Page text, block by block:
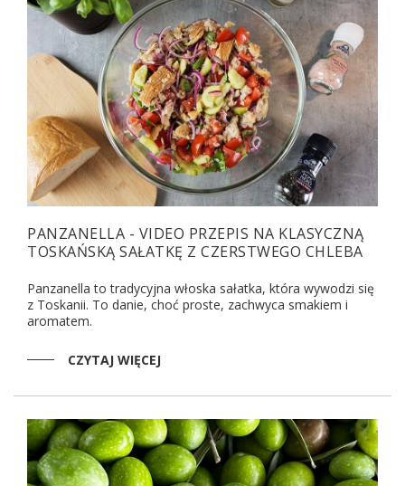
PANZANELLA - VIDEO PRZEPIS NA KLASYCZNĄ
TOSKAŃSKĄ SAŁATKĘ Z CZERSTWEGO CHLEBA
Panzanella to tradycyjna włoska sałatka, która wywodzi się
z Toskanii. To danie, choć proste, zachwyca smakiem i
aromatem.
CZYTAJ WIĘCEJ